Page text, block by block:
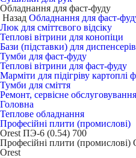
Обладнання для фаст-фуду
Назад Обладнання для фаст-
Люк для сміттєвого відсіку
Теплові вітрини для конопіци
Бази (підставки) для
Тумби для фаст-фуду
Теплові вітрини для фаст-фуду
Марміти для підігріву картоплі
Тумби для сміття
Ремонт, сервісне обслуговування
Головна
Теплове обладнання
Професійні плити (промислові)
Orest ПЭ-6 (0.54) 700
Професійні плити
Orest